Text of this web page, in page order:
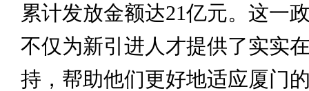
累计发放金额达21亿元。这一
不仅为新引进人才提供了实实
持，帮助他们更好地适应厦门